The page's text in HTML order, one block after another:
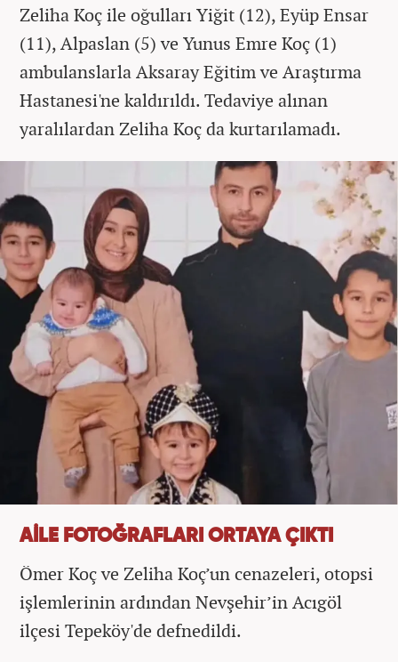
Zeliha Koç ile oğulları Yiğit (12), Eyüp Ensar
(11), Alpaslan (5) ve Yunus Emre Koç (1)
ambulanslarla Aksaray Eğitim ve Araştırma
Hastanesi'ne kaldırıldı. Tedaviye alınan
yaralılardan Zeliha Koç da kurtarılamadı.
AİLE FOTOĞRAFLARI ORTAYA ÇIKTI
Ömer Koç ve Zeliha Koç’un cenazeleri, otopsi
işlemlerinin ardından Nevşehir’in Acıgöl
ilçesi Tepeköy'de defnedildi.